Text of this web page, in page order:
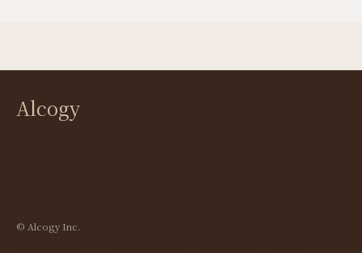
Alcogy
© Alcogy Inc.